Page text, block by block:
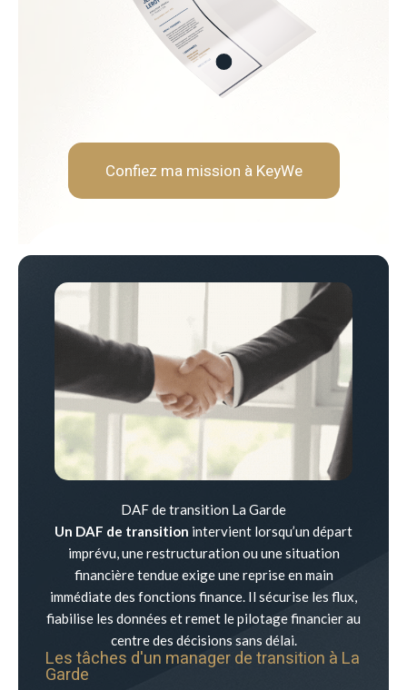
Soft Skills recherchées :
Rigueur et fiabilité
Neutralité et indépendance
Capacité d'analyse et de
Confiez ma mission à KeyWe
DAF de transition La Garde
Un DAF de transition intervient lorsqu’un départ
imprévu, une restructuration ou une situation
financière tendue exige une reprise en main
immédiate des fonctions finance. Il sécurise les flux,
fiabilise les données et remet le pilotage financier au
centre des décisions sans délai.
Les tâches d'un manager de transition à La
Garde